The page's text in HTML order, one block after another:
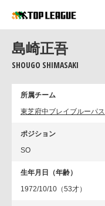
コラム
島崎正吾
SHOUGO SHIMASAKI
所属チーム
東芝府中ブレイブルーパス
ポジション
SO
生年月日（年齢）
1972/10/10（53才）